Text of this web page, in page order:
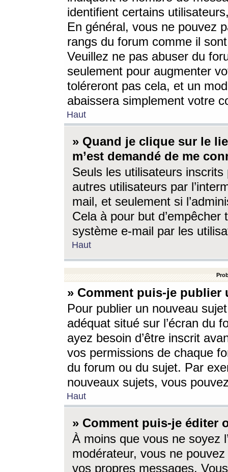
identifient certains
En général, vous ne pouvez
rangs du forum comme il
Veuillez ne pas abuser du
seulement pour augmenter
toléreront pas cela, et un
abaissera simplement votre
Haut
» Quand je clique sur le
m’est demandé de me
Seuls les utilisateurs
autres utilisateurs par
mail, et seulement si
Cela à pour but
système e-mail par les
Haut
» Comment puis-je
Pour publier un nouveau
adéquat situé sur l’écran du
ayez besoin d’être inscrit
vos permissions de chaque
du forum ou du sujet. Par
nouveaux sujets, vous
Haut
» Comment puis-je éditer
À moins que vous ne soyez
modérateur, vous ne
vos propres messages.